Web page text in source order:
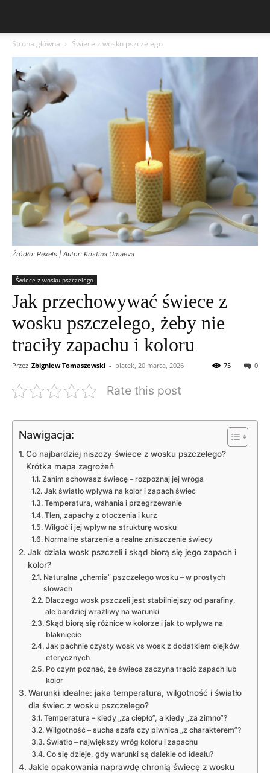
Strona główna Świece z wosku pszczelego
Źródło: Pexels | Autor: Kristina Umaeva
Świece z wosku pszczelego
Jak przechowywać świece z
wosku pszczelego, żeby nie
traciły zapachu i koloru
Przez Zbigniew Tomaszewski - piątek, 20 marca, 2026 0
75
Rate this post
Nawigacja:
Co najbardziej niszczy świece z wosku pszczelego?
Krótka mapa zagrożeń
Zanim schowasz świecę – rozpoznaj jej wroga
Jak światło wpływa na kolor i zapach świec
Temperatura, wahania i przegrzewanie
Tlen, zapachy z otoczenia i kurz
Wilgoć i jej wpływ na strukturę wosku
Normalne starzenie a realne zniszczenie świecy
Jak działa wosk pszczeli i skąd biorą się jego zapach i
kolor?
Naturalna „chemia” pszczelego wosku – w prostych
słowach
Dlaczego wosk pszczeli jest stabilniejszy od parafiny,
ale bardziej wrażliwy na warunki
Skąd biorą się różnice w kolorze i jak to wpływa na
blaknięcie
Jak pachnie czysty wosk vs wosk z dodatkiem olejków
eterycznych
Po czym poznać, że świeca zaczyna tracić zapach lub
kolor
Warunki idealne: jaka temperatura, wilgotność i światło
dla świec z wosku pszczelego?
Temperatura – kiedy „za ciepło”, a kiedy „za zimno”?
Wilgotność – sucha szafa czy piwnica „z charakterem”?
Światło – największy wróg koloru i zapachu
Co się dzieje, gdy warunki są dalekie od ideału?
Jakie opakowania naprawdę chronią świecę z wosku